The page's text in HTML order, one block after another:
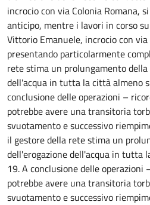
incrocio con via Colonia Romana,
anticipo, mentre i lavori in corso
Vittorio Emanuele, incrocio con
presentando particolarmente
rete stima un prolungamento
dell'acqua in tutta la città almeno
conclusione delle operazioni –
potrebbe avere una transitoria
svuotamento e successivo
il gestore della rete stima un
dell'erogazione dell'acqua in tutta
19. A conclusione delle operazioni
potrebbe avere una transitoria
svuotamento e successivo